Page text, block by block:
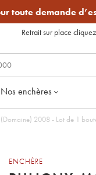
toute demande
Retrait sur place
Nos enchères
2008 - Lot de 1
ENCHÈRE